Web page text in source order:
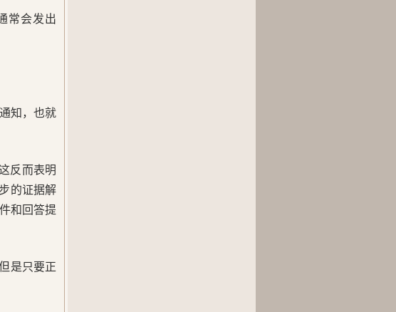
常会发出
知，也就
反而表明
的证据解
和回答提
是只要正